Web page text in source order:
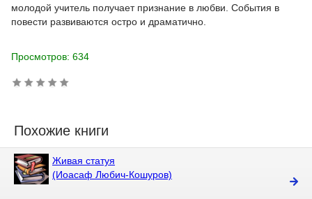
молодой учитель получает признание в любви. События в
повести развиваются остро и драматично.
Просмотров: 634
Похожие книги
Живая статуя
(Иоасаф Любич-Кошуров)